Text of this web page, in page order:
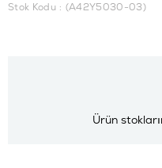
Stok Kodu (A42Y5030-03)
Ürün